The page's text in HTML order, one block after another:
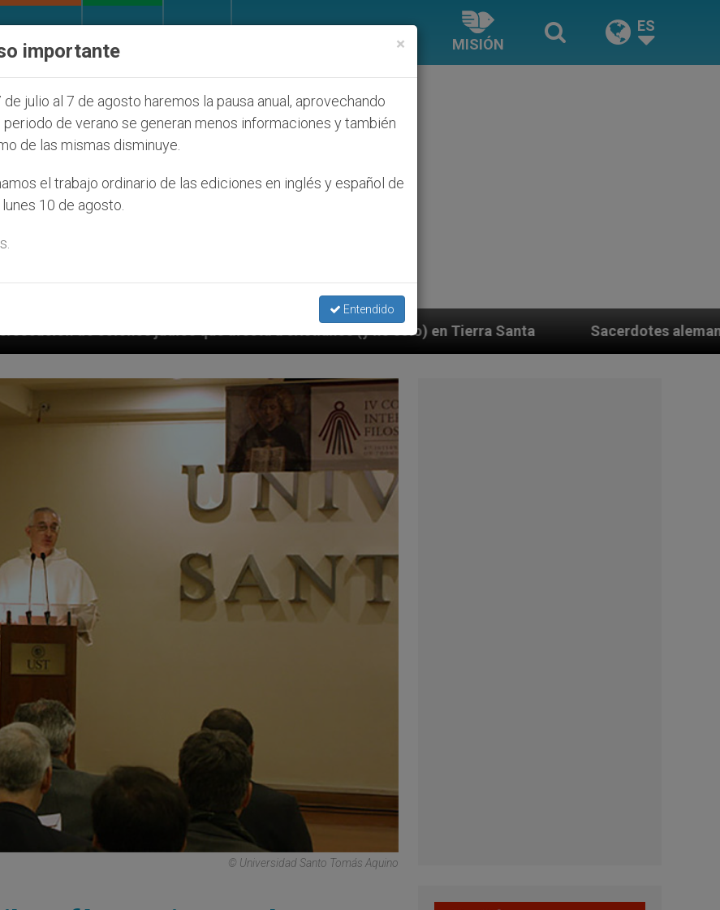
MISIÓN
ES
afecta a cristianos (y no sólo) en Tierra Santa Sacerdotes alemanes fieles al Papa contestan
© Universidad Santo Tomás Aquino
×
importante
de julio al 7 de agosto haremos la pausa anual, aprovechando
periodo de verano se generan menos informaciones y también
de las mismas disminuye.
el trabajo ordinario de las ediciones en inglés y español de
10 de agosto.
Entendido